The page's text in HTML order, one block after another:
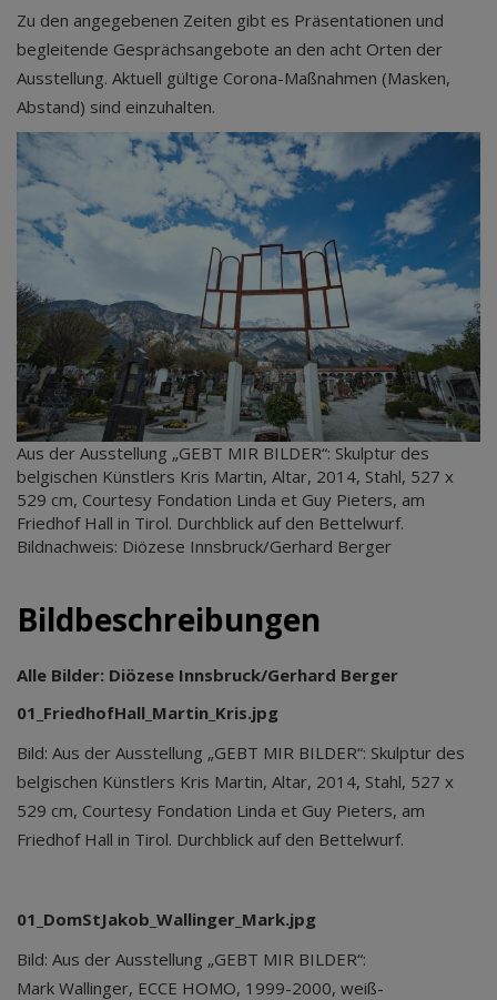
Zu den angegebenen Zeiten gibt es Präsentationen und
begleitende Gesprächsangebote an den acht Orten der
Ausstellung. Aktuell gültige Corona-Maßnahmen (Masken,
Abstand) sind einzuhalten.
Aus der Ausstellung „GEBT MIR BILDER“: Skulptur des
belgischen Künstlers Kris Martin, Altar, 2014, Stahl, 527 x
529 cm, Courtesy Fondation Linda et Guy Pieters, am
Friedhof Hall in Tirol. Durchblick auf den Bettelwurf.
Bildnachweis: Diözese Innsbruck/Gerhard Berger
Bildbeschreibungen
Alle Bilder: Diözese Innsbruck/Gerhard Berger
01_FriedhofHall_Martin_Kris.jpg
Bild: Aus der Ausstellung „GEBT MIR BILDER“: Skulptur des
belgischen Künstlers Kris Martin, Altar, 2014, Stahl, 527 x
529 cm, Courtesy Fondation Linda et Guy Pieters, am
Friedhof Hall in Tirol. Durchblick auf den Bettelwurf.
01_DomStJakob_Wallinger_Mark.jpg
Bild: Aus der Ausstellung „GEBT MIR BILDER“:
Mark Wallinger, ECCE HOMO, 1999-2000, weiß-